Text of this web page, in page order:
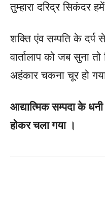
तुम्हारा दरिद्र सिकंदर
शक्ति एंव सम्पति के
वार्तालाप को जब सुना
अहंकार चकना चूर हो
आद्यात्मिक सम्पदा के
होकर चला गया ।